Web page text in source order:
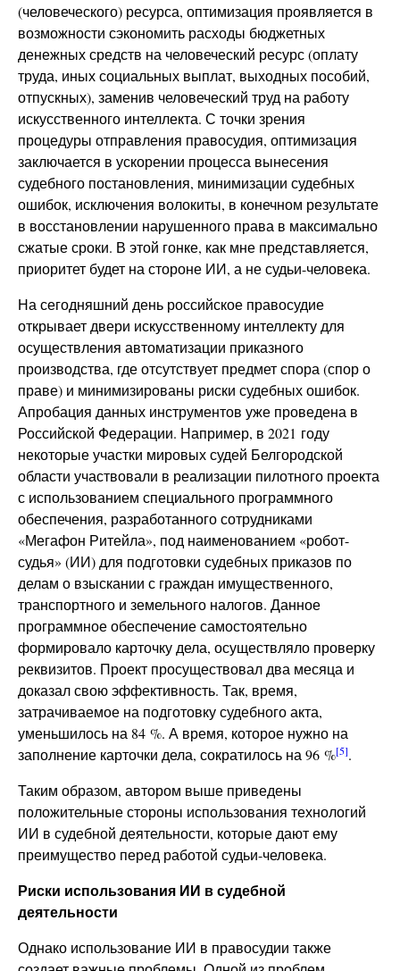
(человеческого) ресурса, оптимизация проявляется в
возможности сэкономить расходы бюджетных
денежных средств на человеческий ресурс (оплату
труда, иных социальных выплат, выходных пособий,
отпускных), заменив человеческий труд на работу
искусственного интеллекта. С точки зрения
процедуры отправления правосудия, оптимизация
заключается в ускорении процесса вынесения
судебного постановления, минимизации судебных
ошибок, исключения волокиты, в конечном результате
в восстановлении нарушенного права в максимально
сжатые сроки. В этой гонке, как мне представляется,
приоритет будет на стороне ИИ, а не судьи-человека.
На сегодняшний день российское правосудие
открывает двери искусственному интеллекту для
осуществления автоматизации приказного
производства, где отсутствует предмет спора (спор о
праве) и минимизированы риски судебных ошибок.
Апробация данных инструментов уже проведена в
Российской Федерации. Например, в 2021 году
некоторые участки мировых судей Белгородской
области участвовали в реализации пилотного проекта
с использованием специального программного
обеспечения, разработанного сотрудниками
«Мегафон Ритейла», под наименованием «робот-
судья» (ИИ) для подготовки судебных приказов по
делам о взыскании с граждан имущественного,
транспортного и земельного налогов. Данное
программное обеспечение самостоятельно
формировало карточку дела, осуществляло проверку
реквизитов. Проект просуществовал два месяца и
доказал свою эффективность. Так, время,
затрачиваемое на подготовку судебного акта,
уменьшилось на 84 %. А время, которое нужно на
заполнение карточки дела, сократилось на 96 %[5].
Таким образом, автором выше приведены
положительные стороны использования технологий
ИИ в судебной деятельности, которые дают ему
преимущество перед работой судьи-человека.
Риски использования ИИ в судебной
деятельности
Однако использование ИИ в правосудии также